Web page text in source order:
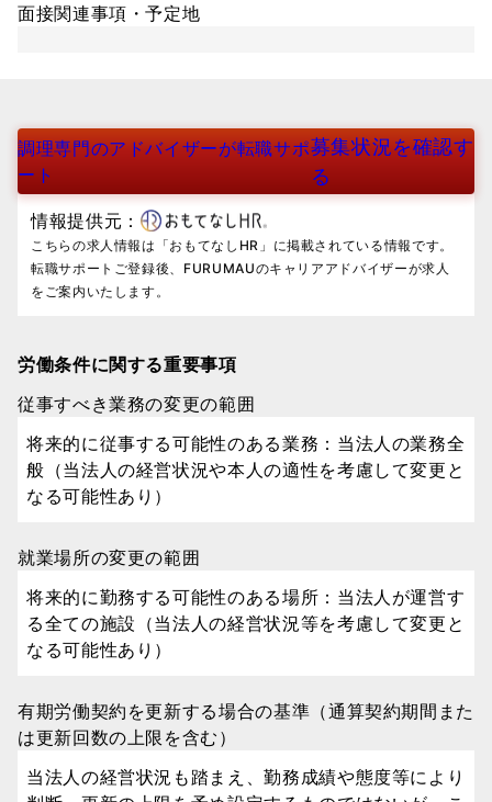
面接関連事項・予定地
調理専門のアドバイザーが転職サポ
ート
募集状況を確認す
る
情報提供元：
こちらの求人情報は「おもてなしHR」に掲載されている情報です。
転職サポートご登録後、FURUMAUのキャリアアドバイザーが求人
をご案内いたします。
労働条件に関する重要事項
従事すべき業務の変更の範囲
将来的に従事する可能性のある業務：当法人の業務全
般（当法人の経営状況や本人の適性を考慮して変更と
なる可能性あり）
就業場所の変更の範囲
将来的に勤務する可能性のある場所：当法人が運営す
る全ての施設（当法人の経営状況等を考慮して変更と
なる可能性あり）
有期労働契約を更新する場合の基準（通算契約期間また
は更新回数の上限を含む）
当法人の経営状況も踏まえ、勤務成績や態度等により